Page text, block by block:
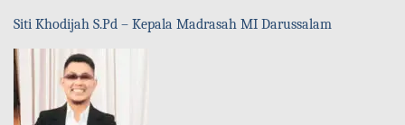
Siti Khodijah S.Pd – Kepala Madrasah MI Darussalam